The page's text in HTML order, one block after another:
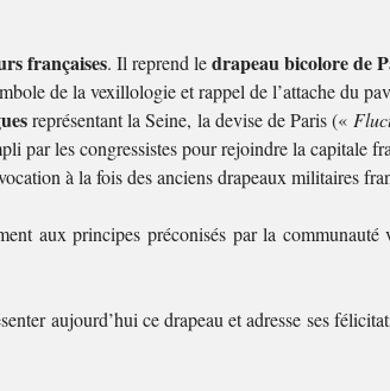
françaises. Il reprend ledrapeau bicolore de
de la vexillologie et rappel de l’attache du
représentant la Seine, la devise de Paris («
par les congressistes pour rejoindre la capitale
à la fois des anciens drapeaux militaires
aux principes préconisés par la
aujourd’hui ce drapeau et adresse ses